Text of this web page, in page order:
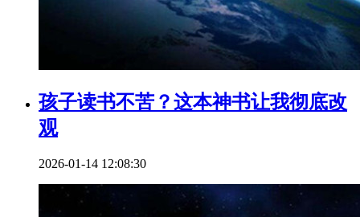
孩子读书不苦？这本神书让我彻底改
观
2026-01-14 12:08:30